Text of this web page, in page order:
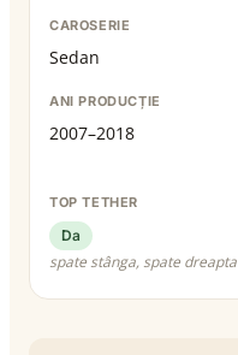
CAROSERIE
Sedan
ANI PRODUCȚIE
2007–2018
TOP TETHER
Da
spate stânga, spate dreapta